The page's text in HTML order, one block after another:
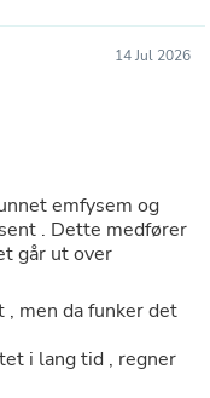
14 Jul 2026
emfysem og
går ut over
, men da funker det
i lang tid , regner